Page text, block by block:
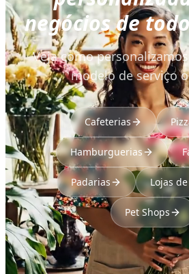
negócios de
Veja como
modelo de serviço
Cafeterias
Hamburguerias
Padarias Lojas
Pet Shops